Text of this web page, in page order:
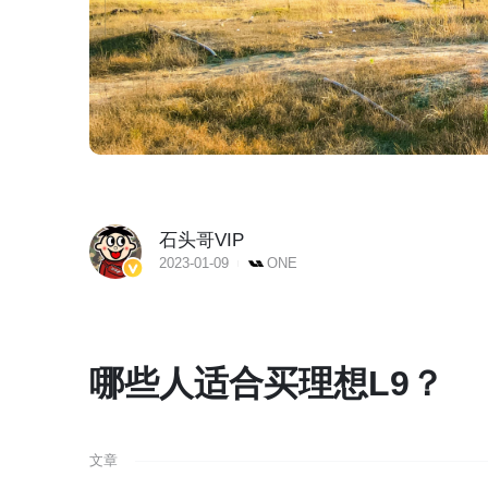
石头哥VIP
2023-01-09 ONE
哪些人适合买理想L9？
文章